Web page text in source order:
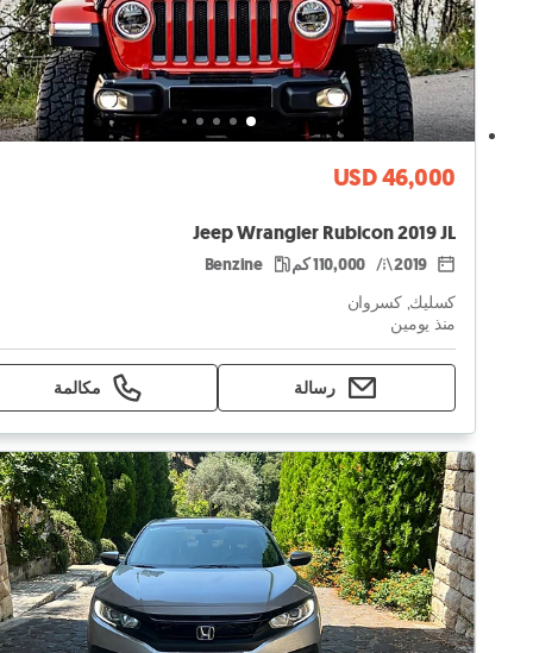
USD 46,000
Jeep Wrangler Rubicon 2019 JL
2019 110,000 كم Benzine
كسليك, كسروان
منذ يومين
رسالة مكالمة